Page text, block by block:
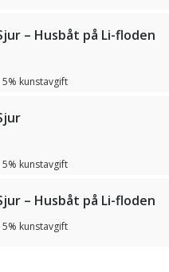
– Husbåt på Li-floden
5% kunstavgift
5% kunstavgift
– Husbåt på Li-floden
5% kunstavgift